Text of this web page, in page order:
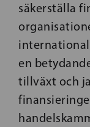
säkerställa
en
tillväxt och